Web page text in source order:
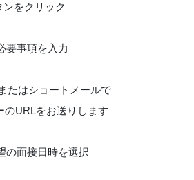
をクリック
要事項を入力
たはショートメールで
のURLをお送りします
の面接日時を選択